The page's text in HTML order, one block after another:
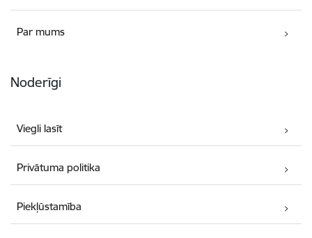
Par mums
Noderīgi
Viegli lasīt
Privātuma politika
Piekļūstamība